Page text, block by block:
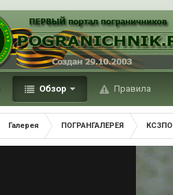
Обзор Правила
Галерея ПОГРАНГАЛЕРЕЯ КСЗПО